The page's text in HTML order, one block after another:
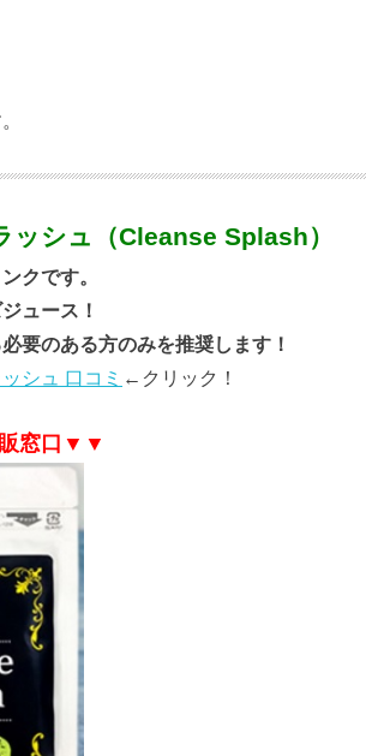
ッシュ（Cleanse Splash）
クです。
ュース！
要のある方のみを推奨します！
シュ 口コミ ←クリック！
窓口▼▼